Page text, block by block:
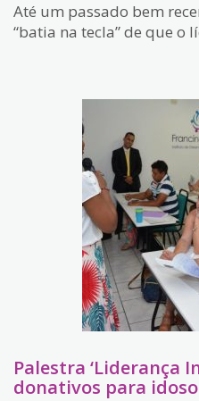
Até um passado bem
“batia na tecla” de que o
Palestra ‘Liderança
donativos para